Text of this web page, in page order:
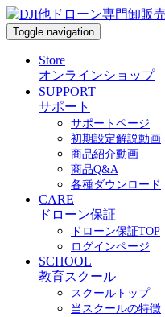
Toggle navigation
Store
オンラインショップ
SUPPORT
サポート
サポートページ
初期設定解説動画
商品紹介動画
商品Q&A
各種ダウンロード
CARE
ドローン保証
ドローン保証TOP
ログインページ
SCHOOL
教育スクール
スクールトップ
当スクールの特徴